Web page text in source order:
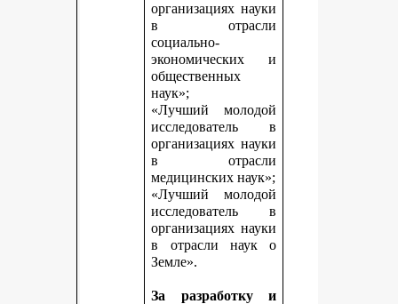
организациях науки
в отрасли
социально-
экономических и
общественных
наук»;
«Лучший молодой
исследователь в
организациях науки
в отрасли
медицинских наук»;
«Лучший молодой
исследователь в
организациях науки
в отрасли наук о
Земле».
За разработку и